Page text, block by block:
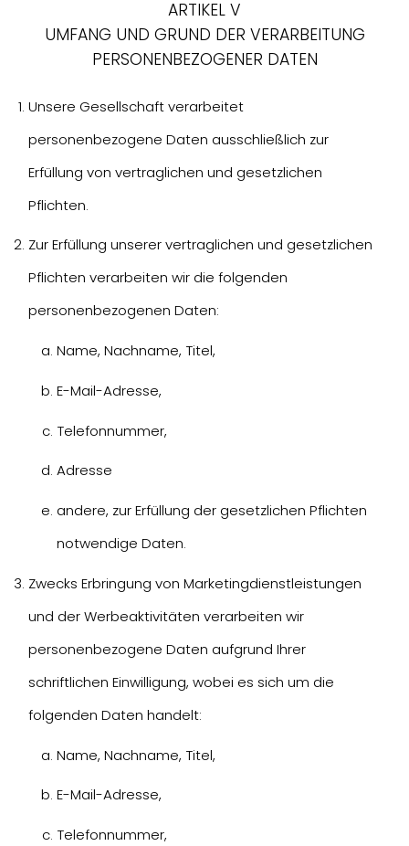
ARTIKEL V
UMFANG UND GRUND DER VERARBEITUNG
PERSONENBEZOGENER DATEN
Unsere Gesellschaft verarbeitet
personenbezogene Daten ausschließlich zur
Erfüllung von vertraglichen und gesetzlichen
Pflichten.
Zur Erfüllung unserer vertraglichen und gesetzlichen
Pflichten verarbeiten wir die folgenden
personenbezogenen Daten:
Name, Nachname, Titel,
E-Mail-Adresse,
Telefonnummer,
Adresse
andere, zur Erfüllung der gesetzlichen Pflichten
notwendige Daten.
Zwecks Erbringung von Marketingdienstleistungen
und der Werbeaktivitäten verarbeiten wir
personenbezogene Daten aufgrund Ihrer
schriftlichen Einwilligung, wobei es sich um die
folgenden Daten handelt:
Name, Nachname, Titel,
E-Mail-Adresse,
Telefonnummer,